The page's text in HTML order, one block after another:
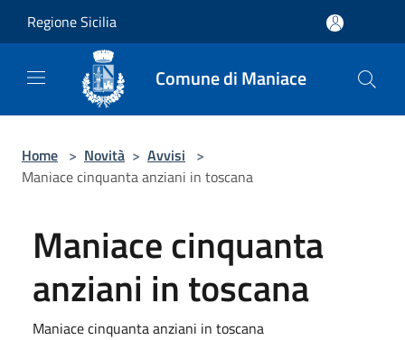
Regione Sicilia
Comune di Maniace
Home > Novità > Avvisi >
Maniace cinquanta anziani in toscana
Maniace cinquanta
anziani in toscana
Maniace cinquanta anziani in toscana